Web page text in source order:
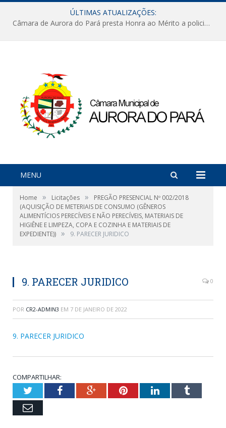
ÚLTIMAS ATUALIZAÇÕES:
Câmara de Aurora do Pará presta Honra ao Mérito a policiais militares em sessão marcada por reconhecimento e emoção
MENU
Home » Licitações »
PREGÃO PRESENCIAL Nº 002/2018
(AQUISIÇÃO DE METERIAIS DE CONSUMO (GÊNEROS
ALIMENTÍCIOS PERECÍVEIS E NÃO PERECÍVEIS, MATERIAIS DE
HIGIÊNE E LIMPEZA, COPA E COZINHA E MATERIAIS DE
EXPEDIENTE)) » 9. PARECER JURIDICO
9. PARECER JURIDICO 0
POR CR2-ADMIN3 EM 7 DE JANEIRO DE 2022
9. PARECER JURIDICO
COMPARTILHAR:
TwitterFacebookGoogle+PinterestLinkedInTumblr
Email